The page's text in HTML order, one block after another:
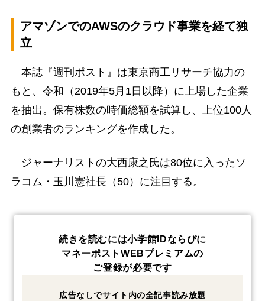
アマゾンでのAWSのクラウド事業を経て独
立
本誌『週刊ポスト』は東京商工リサーチ協力の
もと、令和（2019年5月1日以降）に上場した企業
を抽出。保有株数の時価総額を試算し、上位100人
の創業者のランキングを作成した。
ジャーナリストの大西康之氏は80位に入ったソ
ラコム・玉川憲社長（50）に注目する。
続きを読むには小学館IDならびに
マネーポストWEBプレミアムの
ご登録が必要です
広告なしでサイト内の全記事読み放題